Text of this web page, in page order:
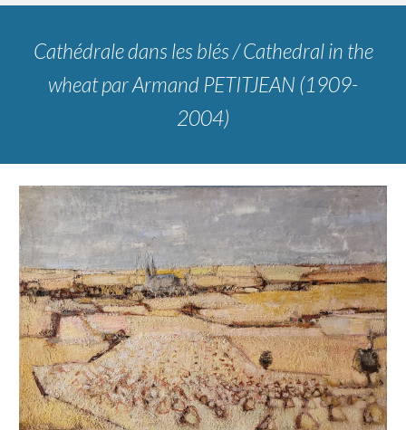
Cathédrale dans les blés / Cathedral in the
wheatparArmand PETITJEAN (1909-
2004)